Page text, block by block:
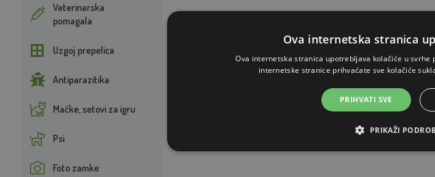
Veterinarska
pomagala
Uzgoj prepelica
Antiparazitika
Mačke, setovi za igru
Psi
Foto zamke
Ova internetska stranica
Ova internetska stranica upotrebljava kolačiće u
internetske stranice prihvaćate sve kolačiće
PRIHVATI SVE
PRIKAŽI